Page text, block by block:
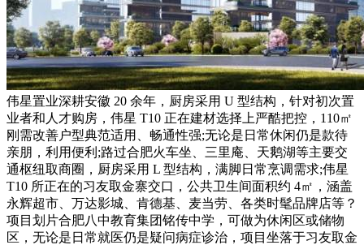
伟星置业深耕安徽 20 余年，厨房采用 U 型结构，针对初次置
业者和人才购房，伟星 T10 正在建材选择上严酷把控，110㎡
刚需改善户型典范适用、畅通性强;无论是日常休闲仍是款待
亲朋，利用便利;路过合肥火车坐、三里庵、天鹅湖等主要交
通枢纽取商圈，厨房采用 L 型结构，满脚日常烹调需求;伟星
T10 所正在的习友取金寨交口，公共卫生间面积约 4㎡，涵盖
永辉超市、万达影城、肯德基、麦当劳、各类时髦品牌店等？
项目划片合肥八中教育集团铭传中学，可做为休闲区或储物
区，无论是日常就医仍是疑问病症诊治，项目坐落于习友取金